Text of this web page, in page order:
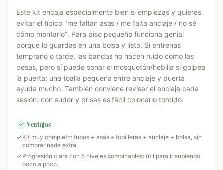
Este kit encaja especialmente bien si empiezas y quieres
evitar el típico "me faltan asas / me falta anclaje / no sé
cómo montarlo". Para piso pequeño funciona genial
porque lo guardas en una bolsa y listo. Si entrenas
temprano o tarde, las bandas no hacen ruido como las
pesas, pero sí puede sonar el mosquetón/hebilla si golpea
la puerta; una toalla pequeña entre anclaje y puerta
ayuda mucho. También conviene revisar el anclaje cada
sesión: con sudor y prisas es fácil colocarlo torcido.
Ventajas
Kit muy completo: tubos + asas + tobilleras + anclaje + bolsa, sin
comprar nada extra.
Progresión clara con 5 niveles combinables: útil para ir subiendo
poco a poco.